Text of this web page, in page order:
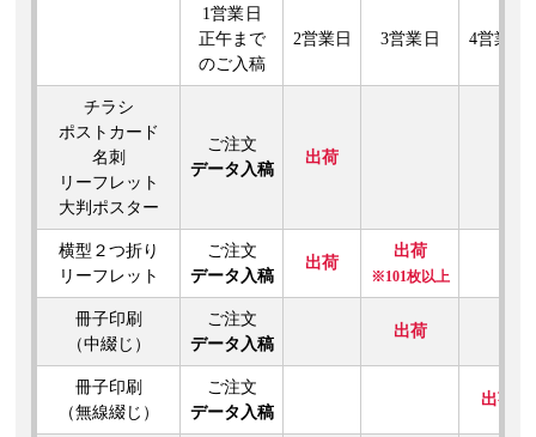
「クラフト紙タイオウアトラス129.5kg」を追加しました。
「チラシ・フライヤー印刷」と「縦型2つ折りリーフレット印刷」の用紙
「ミランダスノーホワイト」
2023年9月21日
「冊子印刷 」の表紙用紙に
2023年9月6日
カラーモノクロ混在印刷の通常納期での対応部数が更新されました。
（RGBビビッドカラー）カラー・モノクロ混在冊子
2023年8月24日
メーカー都合により「エスプリVエンボス（アラレ）」が廃番となり、販
1営業日
正午まで
のご入稿
2営業日 3営業日 4営業日
チラシ
ポストカード
名刺
リーフレット
大判ポスター
ご注文
データ入稿
出荷
横型２つ折り
リーフレット
ご注文
データ入稿
出荷
出荷
※101枚以上
冊子印刷
（中綴じ）
ご注文
データ入稿
出荷
冊子印刷
（無線綴じ）
ご注文
データ入稿
出荷